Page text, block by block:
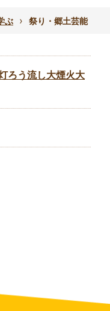
ぶ › 祭り・郷土芸能
ろう流し大煙火大